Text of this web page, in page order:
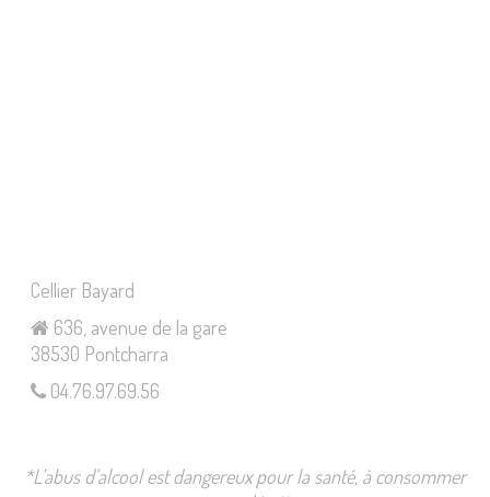
Cellier Bayard
636, avenue de la gare
38530 Pontcharra
04.76.97.69.56
*L’abus d’alcool est dangereux pour la santé, à consommer